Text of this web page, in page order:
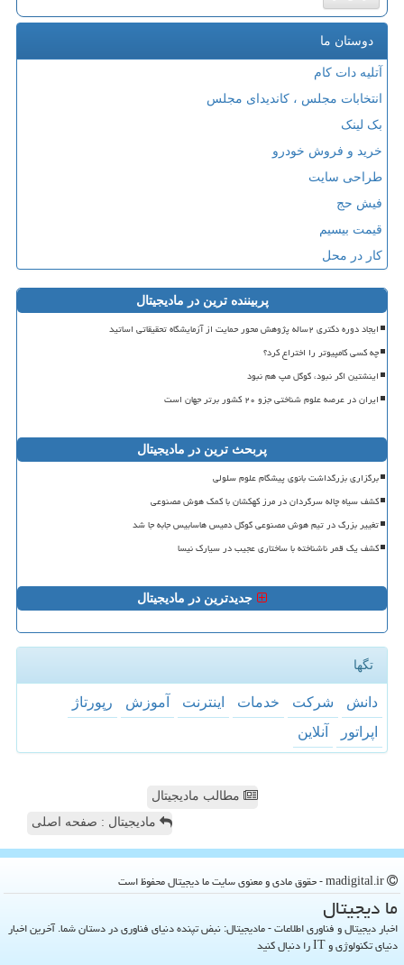
دوستان ما
آتلیه دات کام
انتخابات مجلس ، کاندیدای مجلس
بک لینک
خرید و فروش خودرو
طراحی سایت
فیش حج
قیمت بیسیم
کار در محل
پربیننده ترین در مادیجیتال
ایجاد دوره دکتری ۲ساله پژوهش محور حمایت از آزمایشگاه تحقیقاتی اساتید
چه کسی کامپیوتر را اختراع کرد؟
اینشتین اگر نبود، گوگل مپ هم نبود
ایران در عرصه علوم شناختی جزو ۲۰ کشور برتر جهان است
پربحث ترین در مادیجیتال
برگزاری بزرگداشت بانوی پیشگام علوم سلولی
کشف سیاه چاله سرگردان در مرز کهکشان با کمک هوش مصنوعی
تغییر بزرگ در تیم هوش مصنوعی گوگل دمیس هاسابیس جابه جا شد
کشف یک قمر ناشناخته با ساختاری عجیب در سیارک نیسا
جدیدترین در مادیجیتال
تگها
دانش شركت خدمات اینترنت آموزش
رپورتاژ
اپراتور
آنلاین
مطالب مادیجیتال
مادیجیتال : صفحه اصلی
ما دیجیتال
اخبار دیجیتال و فناوری اطلاعات - مادیجیتال: نبض تپنده دنیای فناوری در دستان شما. آخرین اخبار
دنیای تکنولوژی و IT را دنبال کنید